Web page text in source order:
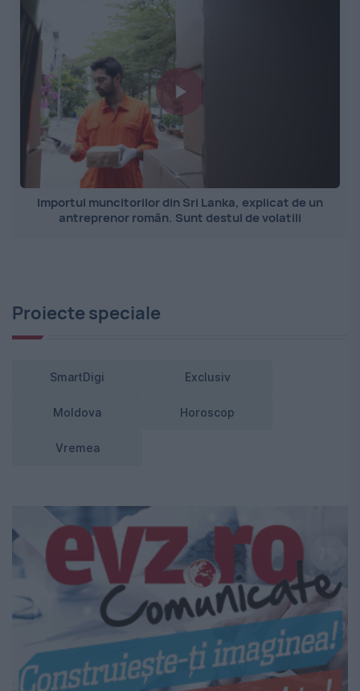
Importul muncitorilor din Sri Lanka, explicat de un
antreprenor român. Sunt destul de volatili
Proiecte speciale
SmartDigi Exclusiv
Moldova Horoscop
Vremea